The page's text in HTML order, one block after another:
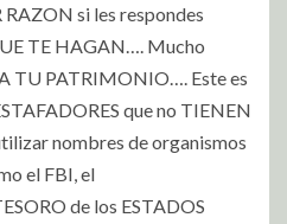
si les respondes
TE HAGAN…. Mucho
TU PATRIMONIO…. Este es
que no TIENEN
nombres de organismos
el FBI, el
de los ESTADOS